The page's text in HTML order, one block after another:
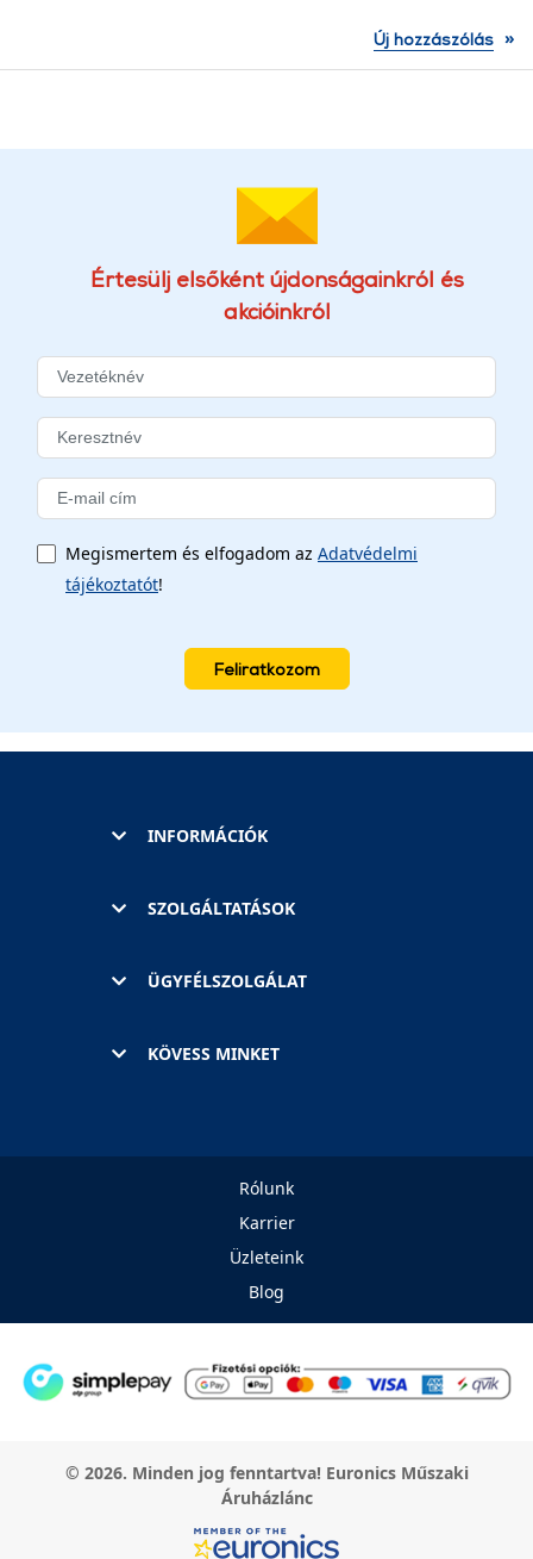
Új hozzászólás »
Értesülj elsőként újdonságainkról és
akcióinkról
Megismertem és elfogadom az Adatvédelmi
tájékoztatót!
Feliratkozom
INFORMÁCIÓK
SZOLGÁLTATÁSOK
ÜGYFÉLSZOLGÁLAT
KÖVESS MINKET
Rólunk
Karrier
Üzleteink
Blog
© 2026. Minden jog fenntartva! Euronics Műszaki
Áruházlánc